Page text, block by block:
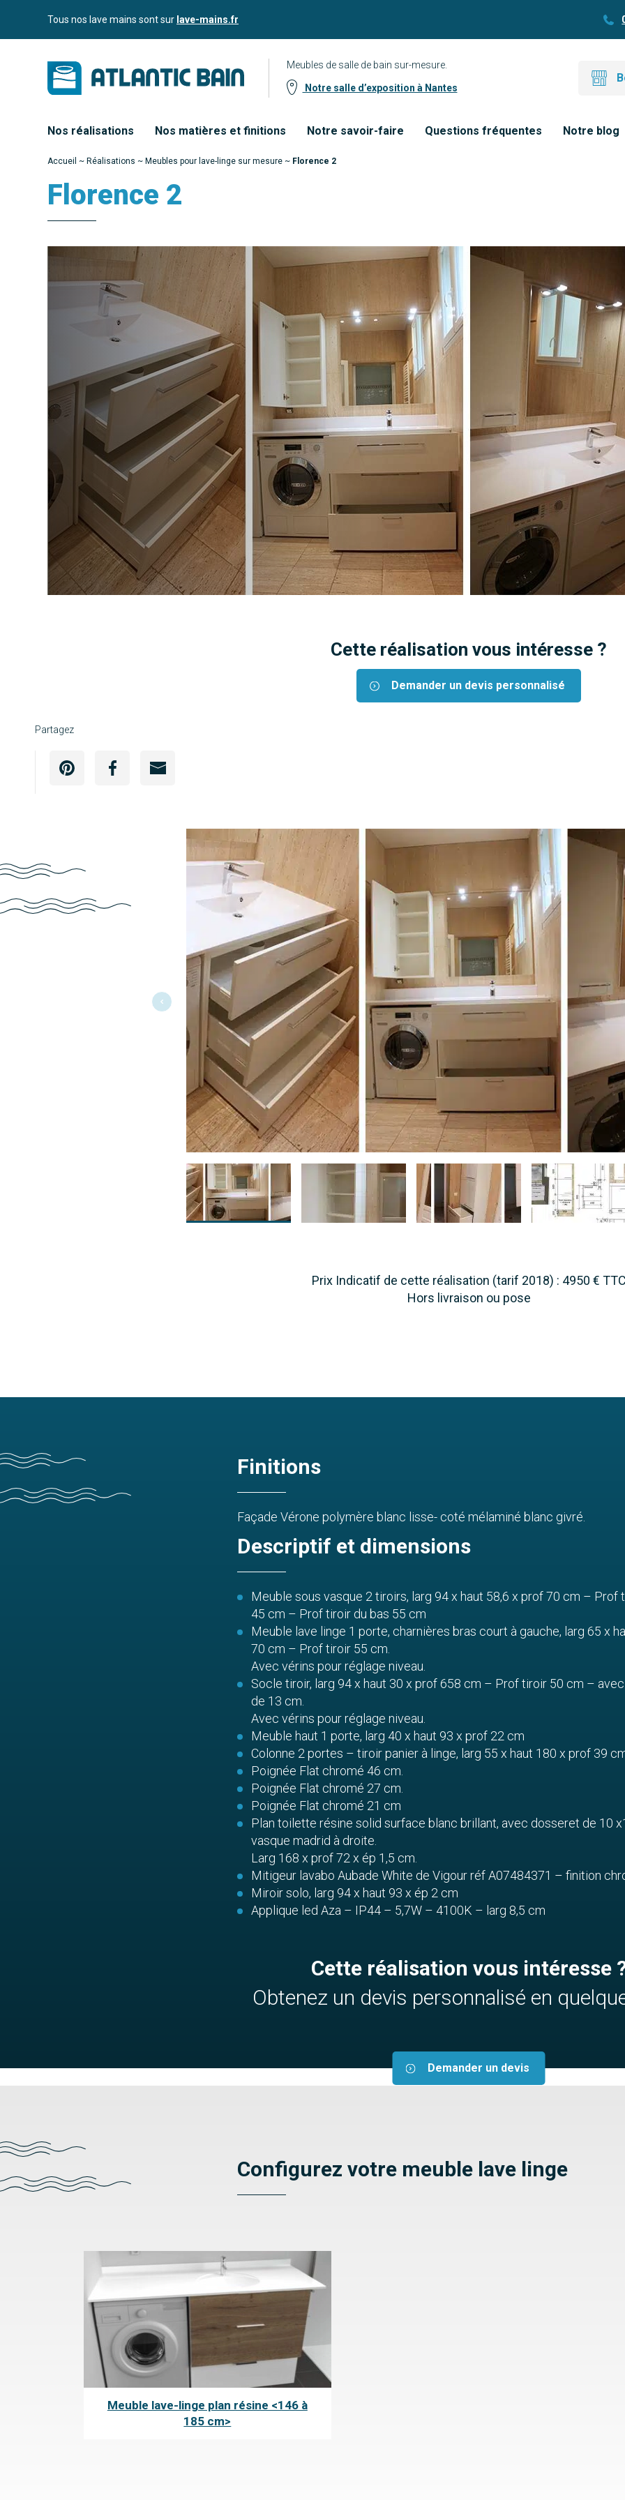
Aller auTous nos lave mains sont sur lave-mains.fr
Meubles de salle de bain sur-mesure.
Notre salle d’exposition à Nantes
Nos réalisations Nos matières et finitions Notre savoir-faire Questions fréquentes Notre blog
Accueil ~ Réalisations ~ Meubles pour lave-linge sur mesure~ Florence 2
Florence 2
Cette réalisation vous intéresse ?
Demander un devis personnalisé
Partagez
Prix Indicatif de cette réalisation (tarif 2018) : 4950 €
Hors livraison ou pose
Finitions
Façade Vérone polymère blanc lisse- coté mélaminé blanc givré.
Descriptif et dimensions
Meuble sous vasque 2 tiroirs, larg 94 x haut 58,6 x prof 70 cm – Prof
45 cm – Prof tiroir du bas 55 cm
Meuble lave linge 1 porte, charnières bras court à gauche, larg 65 x
70 cm – Prof tiroir 55 cm.
Avec vérins pour réglage niveau.
Socle tiroir, larg 94 x haut 30 x prof 658 cm – Prof tiroir 50 cm –
de 13 cm.
Avec vérins pour réglage niveau.
Meuble haut 1 porte, larg 40 x haut 93 x prof 22 cm
Colonne 2 portes – tiroir panier à linge, larg 55 x haut 180 x prof 39
Poignée Flat chromé 46 cm.
Poignée Flat chromé 27 cm.
Poignée Flat chromé 21 cm
Plan toilette résine solid surface blanc brillant, avec dosseret de 10
vasque madrid à droite.
Larg 168 x prof 72 x ép 1,5 cm.
Mitigeur lavabo Aubade White de Vigour réf A07484371 – finition
Miroir solo, larg 94 x haut 93 x ép 2 cm
Applique led Aza – IP44 – 5,7W – 4100K – larg 8,5 cm
Cette réalisation vous intéresse
Obtenez un devis personnalisé en
Demander un devis
Configurez votre meuble lave linge
Meuble lave-linge plan résine <146 à
185 cm>